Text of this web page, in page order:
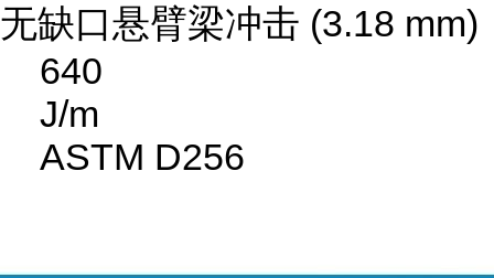
无缺口悬臂梁冲击 (3.18 mm)
640
J/m
ASTM D256